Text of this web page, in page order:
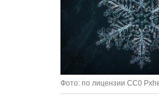
Фото: по лицензии CC0